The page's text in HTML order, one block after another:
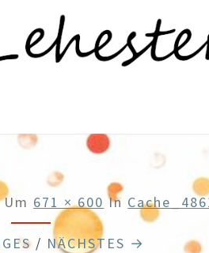
KC
Helau–
Um 671 × 600 In
/ NÄCHSTES →